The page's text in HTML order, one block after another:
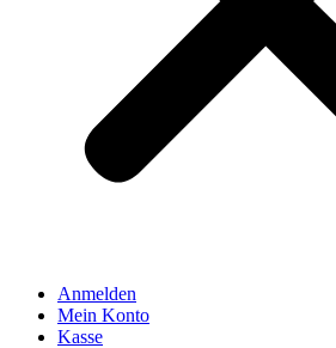
Anmelden
Mein Konto
Kasse